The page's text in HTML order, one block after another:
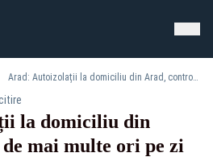
Arad: Autoizolații la domiciliu din Arad, controlați de mai multe ori pe zi pentru a nu pleca de acasă. Peste 70 de polițiști locali, în lupta cu extinderea coronavirusului
la domiciliu din
mai multe ori pe zi